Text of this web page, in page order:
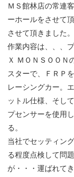
ＭＳ館林店の常連
ーホールをさせて
させて頂きました。
作業内容は、、、
Ｘ ＭＯＮＳＯＯＮ
スターで、ＦＲＰ
レーシングカー。
ットル仕様、そし
プセンサーを使用
る。
当社でセッティン
る程度点検して問
が・・・運ばれて